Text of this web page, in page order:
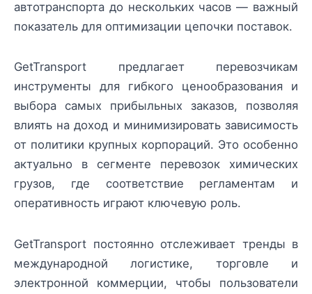
автотранспорта до нескольких часов — важный
показатель для оптимизации цепочки поставок.
GetTransport предлагает перевозчикам
инструменты для гибкого ценообразования и
выбора самых прибыльных заказов, позволяя
влиять на доход и минимизировать зависимость
от политики крупных корпораций. Это особенно
актуально в сегменте перевозок химических
грузов, где соответствие регламентам и
оперативность играют ключевую роль.
GetTransport постоянно отслеживает тренды в
международной логистике, торговле и
электронной коммерции, чтобы пользователи